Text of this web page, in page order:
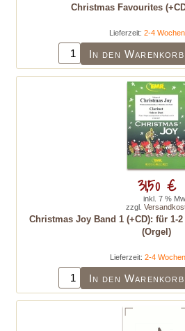
Christmas Favourites
Lieferzeit:2-4 Wochen
In den Warenkorb
Christmas Joy Band 1 (+CD): für 1-
(Orgel)
Lieferzeit: 2-4 Wochen
In den Warenkorb
31,50 €
inkl. 7 %
zzgl.